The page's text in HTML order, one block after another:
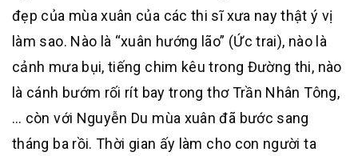
đẹp của mùa xuân của các thi sĩ xưa nay thật ý vị
làm sao. Nào là “xuân hướng lão” (Ức trai), nào là
cảnh mưa bụi, tiếng chim kêu trong Đường thi, nào
là cánh bướm rối rít bay trong thơ Trần Nhân Tông,
… còn với Nguyễn Du mùa xuân đã bước sang
tháng ba rồi. Thời gian ấy làm cho con người ta